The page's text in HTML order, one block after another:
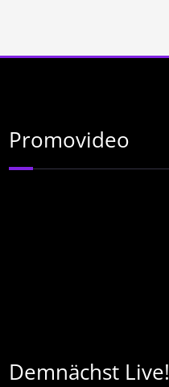
Promovideo
Demnächst Live!